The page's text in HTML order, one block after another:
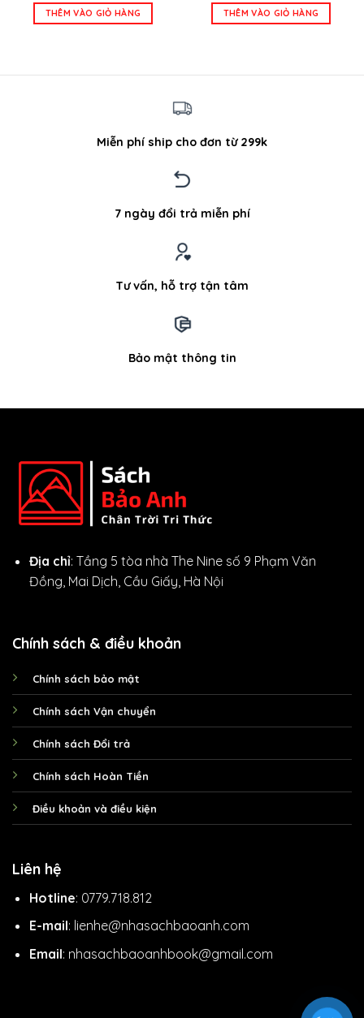
là:
500.000 ₫.
tại
THÊM VÀO GIỎ HÀNG là:
250.000 ₫.
tại
THÊM VÀO GIỎ HÀNG
Miễn phí ship cho đơn từ 299k
7 ngày đổi trả miễn phí
Tư vấn, hỗ trợ tận tâm
Bảo mật thông tin
Địa chỉ: Tầng 5 tòa nhà The Nine số 9 Phạm Văn
Đồng, Mai Dịch, Cầu Giấy, Hà Nội
Chính sách & điều khoản
Chính sách bảo mật
Chính sách Vận chuyển
Chính sách Đổi trả
Chính sách Hoàn Tiền
Điều khoản và điều kiện
Liên hệ
Hotline: 0779.718.812
E-mail: lienhe@nhasachbaoanh.com
Email: nhasachbaoanhbook@gmail.com